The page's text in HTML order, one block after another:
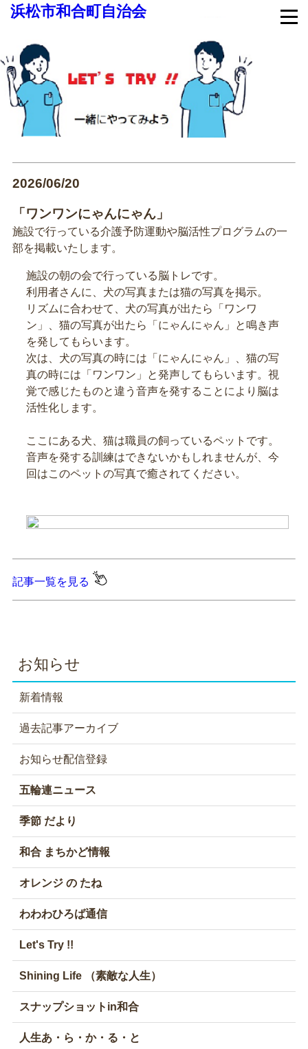
浜松市和合町自治会
2026/06/20
「ワンワンにゃんにゃん」
施設で行っている介護予防運動や脳活性プログラムの一
部を掲載いたします。
施設の朝の会で行っている脳トレです。
利用者さんに、犬の写真または猫の写真を掲示。
リズムに合わせて、犬の写真が出たら「ワンワ
ン」、猫の写真が出たら「にゃんにゃん」と鳴き声
を発してもらいます。
次は、犬の写真の時には「にゃんにゃん」、猫の写
真の時には「ワンワン」と発声してもらいます。視
覚で感じたものと違う音声を発することにより脳は
活性化します。
ここにある犬、猫は職員の飼っているペットです。
音声を発する訓練はできないかもしれませんが、今
回はこのペットの写真で癒されてください。
記事一覧を見る
お知らせ
新着情報
過去記事アーカイブ
お知らせ配信登録
五輪連ニュース
季節 だより
和合 まちかど情報
オレンジ の たね
わわわひろば通信
Let's Try !!
Shining Life （素敵な人生）
スナップショットin和合
人生あ・ら・か・る・と